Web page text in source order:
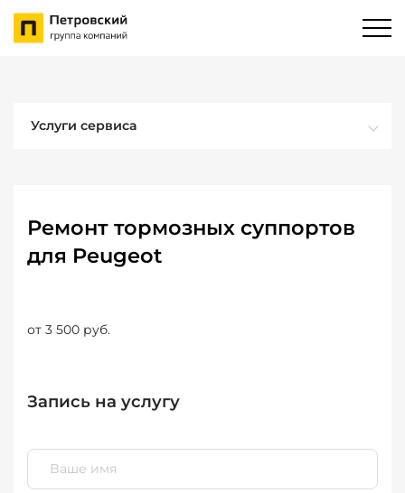
Услуги сервиса
Ремонт тормозных суппортов
для Peugeot
от 3 500 руб.
Запись на услугу